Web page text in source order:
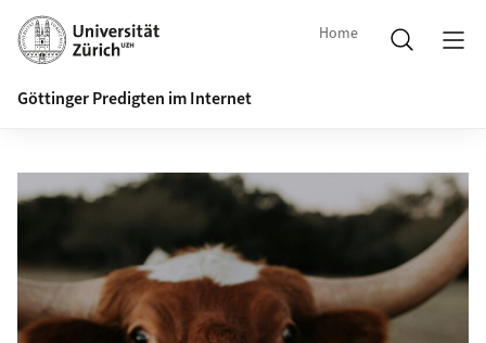
Home
Göttinger Predigten im Internet